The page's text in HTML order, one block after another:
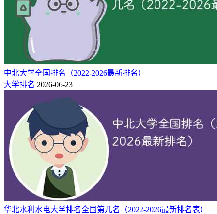
年 量
硕士点数量 学校类型
所在城市 办学层次
相关推荐：
北方民族大学怎么样好不好（10条校友口碑）
北方民族大学最好的专业排名（王牌优势专业）
中北大学全国排名（2022-2026最新排名）
大学排名 2026-06-23
华北水利水电大学排名全国第几名（2022-2026最新排名表）